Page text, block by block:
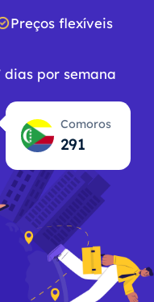
Preços flexíveis
dias por semana
Comoros
291